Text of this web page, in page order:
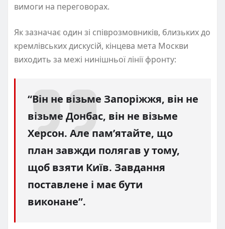
вимоги на переговорах.
Як зазначає один зі співрозмовників, близьких до
кремлівських дискусій, кінцева мета Москви
виходить за межі нинішньої лінії фронту:
“Він не візьме Запоріжжя, він не
візьме Донбас, він не візьме
Херсон. Але пам’ятайте, що
план завжди полягав у тому,
щоб взяти Київ. Завдання
поставлене і має бути
виконане”.